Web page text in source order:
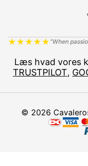
★ ★ ★ ★ ★ “When
Læs hvad vores
TRUSTPILOT,
© 2026